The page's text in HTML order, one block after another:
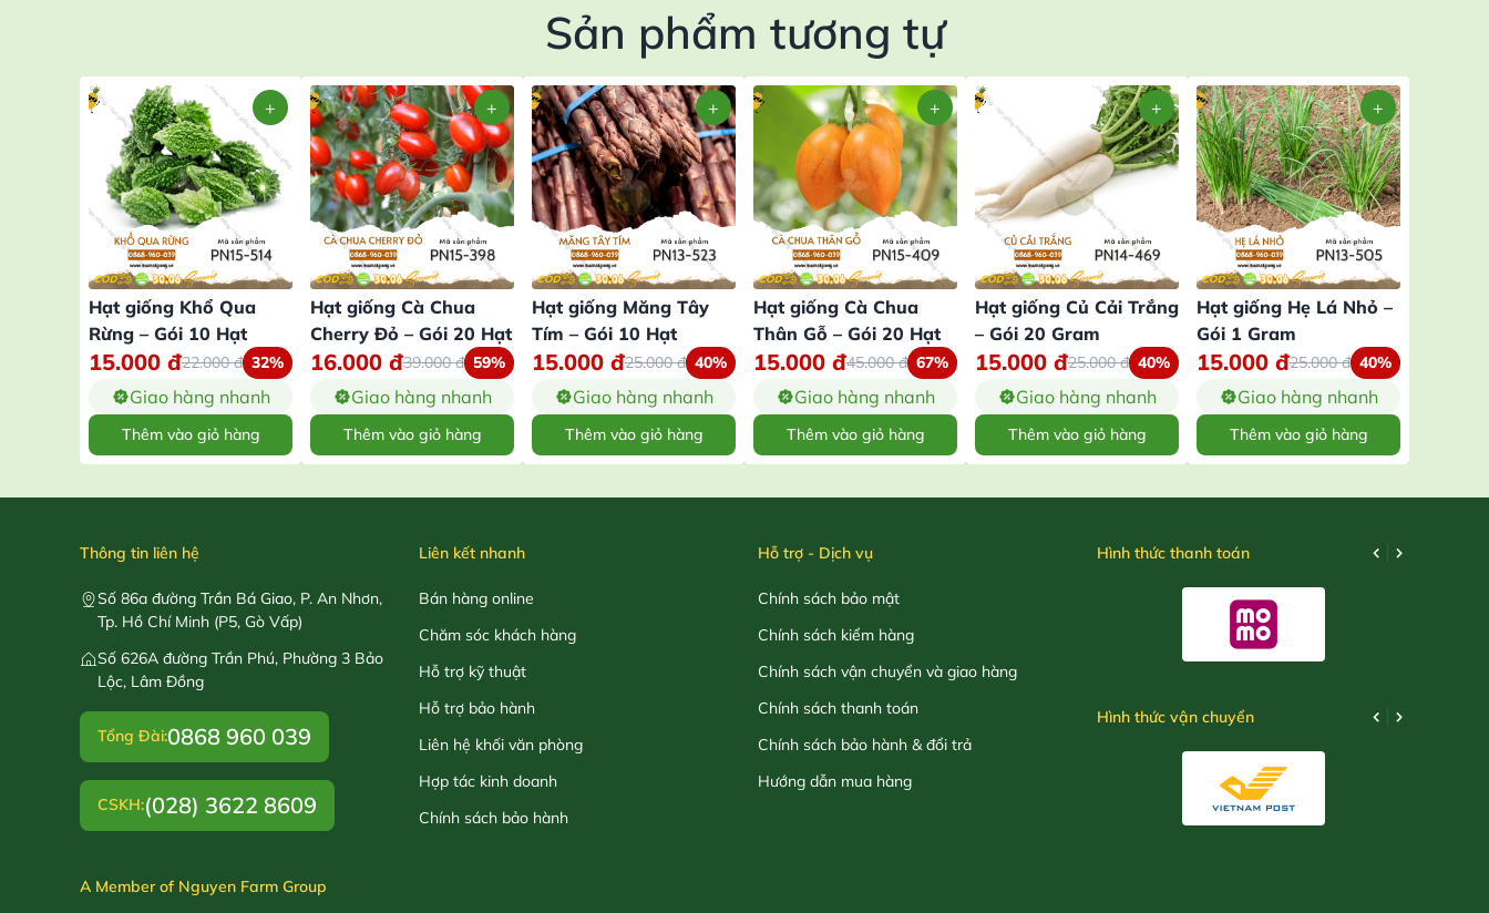
Sản phẩm tương tự
Hạt giống Khổ Qua
Rừng – Gói 10 Hạt
15.000 đ22.000đ 32%
Giao hàng nhanh
Thêm vào giỏ hàng
Hạt giống Cà Chua
Cherry Đỏ – Gói 20 Hạt
16.000 đ39.000đ 59%
Giao hàng nhanh
Thêm vào giỏ hàng
Hạt giống Măng Tây
Tím – Gói 10 Hạt
15.000 đ25.000đ 40%
Giao hàng nhanh
Thêm vào giỏ hàng
Hạt giống Cà Chua
Thân Gỗ – Gói 20 Hạt
15.000 đ45.000đ 67%
Giao hàng nhanh
Thêm vào giỏ hàng
Hạt giống Củ Cải Trắng
– Gói 20 Gram
15.000 đ25.000đ 40%
Giao hàng nhanh
Thêm vào giỏ hàng
Hạt giống Hẹ Lá Nhỏ –
Gói 1 Gram
15.000 đ25.000đ 40%
Giao hàng nhanh
Thêm vào giỏ hàng
Thông tin liên hệ
Số 86a đường Trần Bá Giao, P. An Nhơn,
Tp. Hồ Chí Minh (P5, Gò Vấp)
Số 626A đường Trần Phú, Phường 3 Bảo
Lộc, Lâm Đồng
Tổng Đài:0868 960 039
CSKH:(028) 3622 8609
A Member of Nguyen Farm Group
Liên kết nhanh
Bán hàng online
Chăm sóc khách hàng
Hỗ trợ kỹ thuật
Hỗ trợ bảo hành
Liên hệ khối văn phòng
Hợp tác kinh doanh
Chính sách bảo hành
Hỗ trợ - Dịch vụ
Chính sách bảo mật
Chính sách kiểm hàng
Chính sách vận chuyển và giao hàng
Chính sách thanh toán
Chính sách bảo hành & đổi trả
Hướng dẫn mua hàng
Hình thức thanh toán
Hình thức vận chuyển